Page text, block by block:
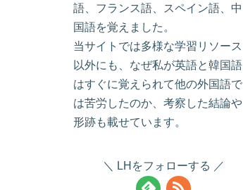
語、フランス語、スペイン語、中
国語を覚えました。
当サイトでは多様な学習リソース
以外にも、なぜ私が英語と韓国語
はすぐに覚えられて他の外国語で
は苦労したのか、考察した結論や
形跡も載せています。
LHをフォローする